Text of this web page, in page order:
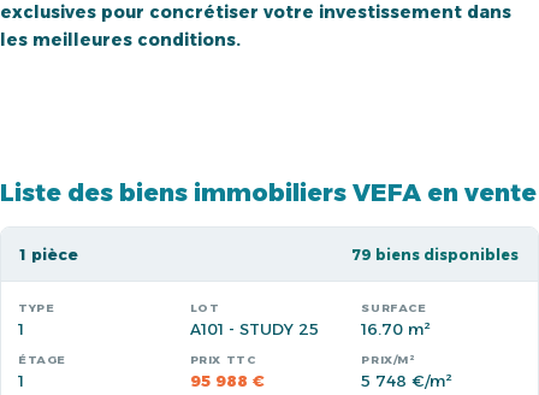
exclusives pour concrétiser votre investissement dans
les meilleures conditions.
Liste des biens immobiliers VEFA en vente
1 pièce 79 biens disponibles
1 A101 - STUDY 25 16.70 m²
1 95 988 € 5 748 €/m²